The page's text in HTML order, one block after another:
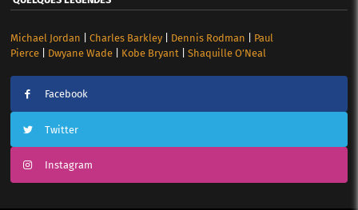
Michael Jordan Charles Barkley| Dennis Rodman
Paul
Pierce| Dwyane Wade| Kobe Bryant| Shaquille O’Neal
Facebook
Twitter
Instagram